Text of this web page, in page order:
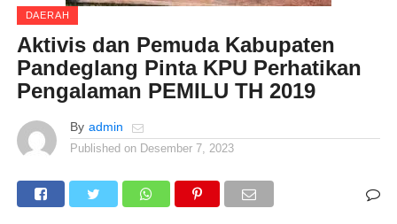
DAERAH
Aktivis dan Pemuda Kabupaten
Pandeglang Pinta KPU Perhatikan
Pengalaman PEMILU TH 2019
By admin
Published on Desember 7, 2023